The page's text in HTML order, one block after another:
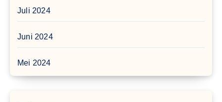
Juli 2024
Juni 2024
Mei 2024